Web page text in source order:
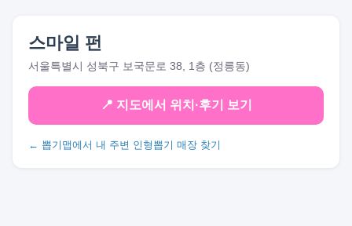
스마일 펀
서울특별시 성북구 보국문로 38, 1층 (정릉동)
📍 지도에서 위치·후기 보기
← 뽑기맵에서 내 주변 인형뽑기 매장 찾기